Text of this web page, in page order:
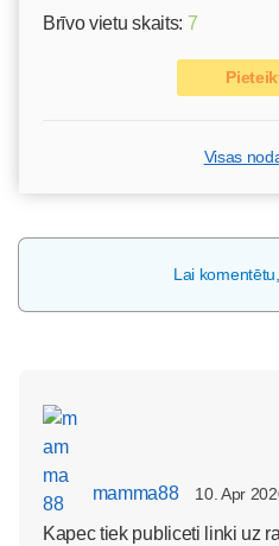
Brīvo vietu skaits: 7
Visas
Lai
mamma88 10. Apr
Kapec tiek publiceti linki uz